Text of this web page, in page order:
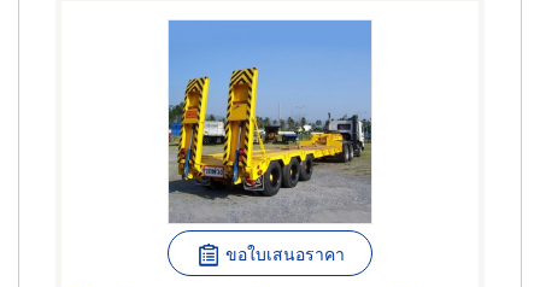
ขอใบเสนอราคา